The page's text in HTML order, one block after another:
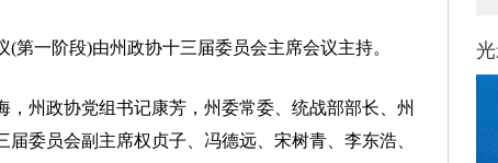
一阶段)由州政协十三届委员会主席会议主持。
州政协党组书记康芳，州委常委、统战部部长、州
委员会副主席权贞子、冯德远、宋树青、李东浩、